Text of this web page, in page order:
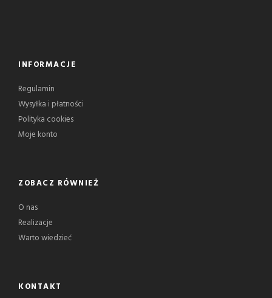
INFORMACJE
Regulamin
Wysyłka i płatności
Polityka cookies
Moje konto
ZOBACZ RÓWNIEŻ
O nas
Realizacje
Warto wiedzieć
KONTAKT